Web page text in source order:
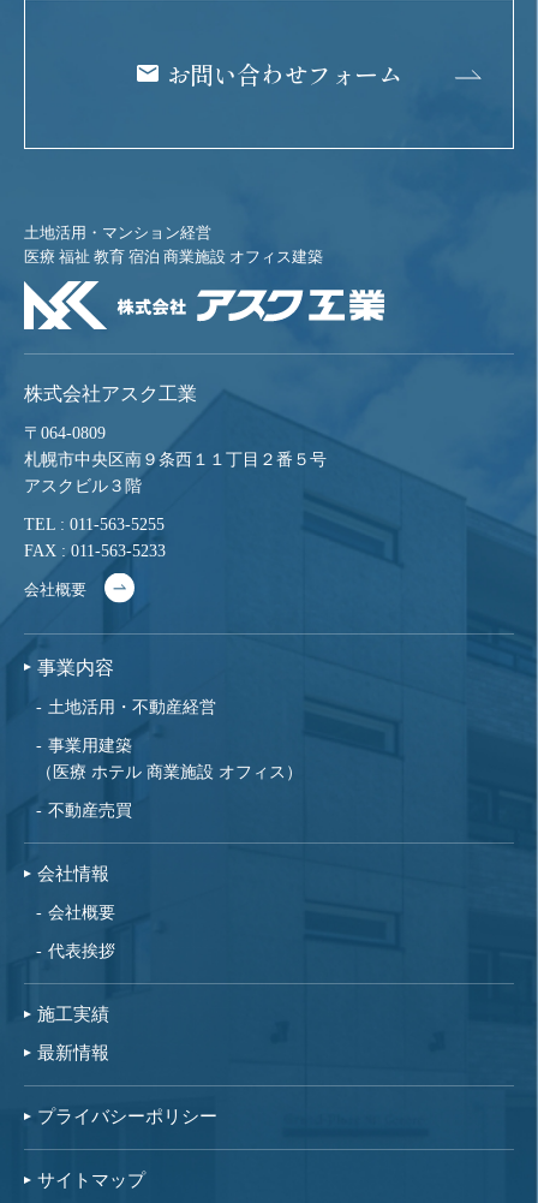
お問い合わせフォーム
土地活用・マンション経営
医療 福祉 教育 宿泊 商業施設 オフィス建築
株式会社アスク工業
〒064-0809
札幌市中央区南９条西１１丁目２番５号
アスクビル３階
TEL : 011-563-5255
FAX : 011-563-5233
会社概要
事業内容
土地活用・不動産経営
事業用建築
（医療 ホテル 商業施設 オフィス）
不動産売買
会社情報
会社概要
代表挨拶
施工実績
最新情報
プライバシーポリシー
サイトマップ